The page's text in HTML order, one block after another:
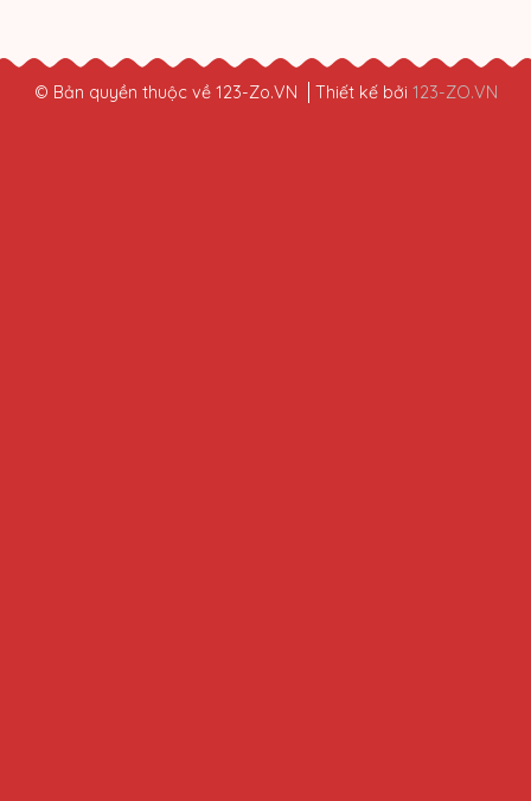
© Bản quyền thuộc về 123-Zo.VN Thiết kế bởi 123-ZO.VN